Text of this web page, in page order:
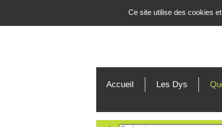
Accueil Les Dys
Ce site utilise des cookies